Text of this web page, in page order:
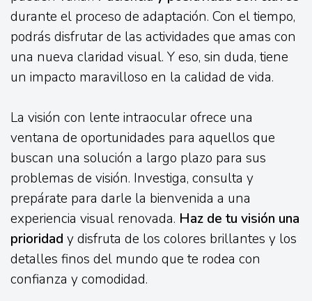
durante el proceso de adaptación. Con el tiempo,
podrás disfrutar de las actividades que amas con
una nueva claridad visual. Y eso, sin duda, tiene
un impacto maravilloso en la calidad de vida.
La visión con lente intraocular ofrece una
ventana de oportunidades para aquellos que
buscan una solución a largo plazo para sus
problemas de visión. Investiga, consulta y
prepárate para darle la bienvenida a una
experiencia visual renovada. Haz de tu visión una
prioridad y disfruta de los colores brillantes y los
detalles finos del mundo que te rodea con
confianza y comodidad.